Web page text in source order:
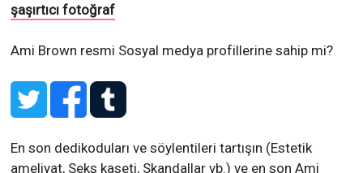
şaşırtıcı fotoğraf
Ami Brown resmi Sosyal medya profillerine sahip mi?
En son dedikoduları ve söylentileri tartışın (Estetik
ameliyat, Seks kaseti, Skandallar vb.) ve en son Ami